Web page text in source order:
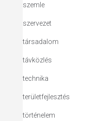
szemle
szervezet
társadalom
távközlés
technika
területfejlesztés
történelem